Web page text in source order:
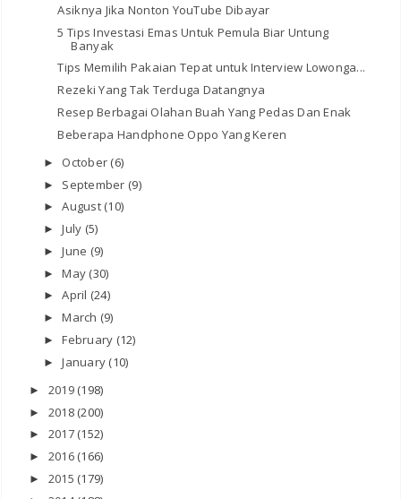
Asiknya Jika Nonton YouTube Dibayar
5 Tips Investasi Emas Untuk Pemula Biar Untung
Banyak
Tips Memilih Pakaian Tepat untuk Interview Lowonga...
Rezeki Yang Tak Terduga Datangnya
Resep Berbagai Olahan Buah Yang Pedas Dan Enak
Beberapa Handphone Oppo Yang Keren
► October (6)
► September (9)
►August (10)
►July (5)
►June (9)
►May (30)
►April (24)
►March (9)
►February (12)
►January (10)
► 2019 (198)
► 2018 (200)
► 2017 (152)
► 2016 (166)
► 2015 (179)